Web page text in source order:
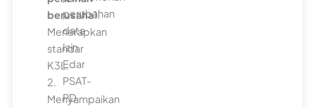
berusaha1.
Menerapkan
standar
K3L.
2.
Menyampaikan
perubahan
data
Izin
Edar
PSAT-
PD